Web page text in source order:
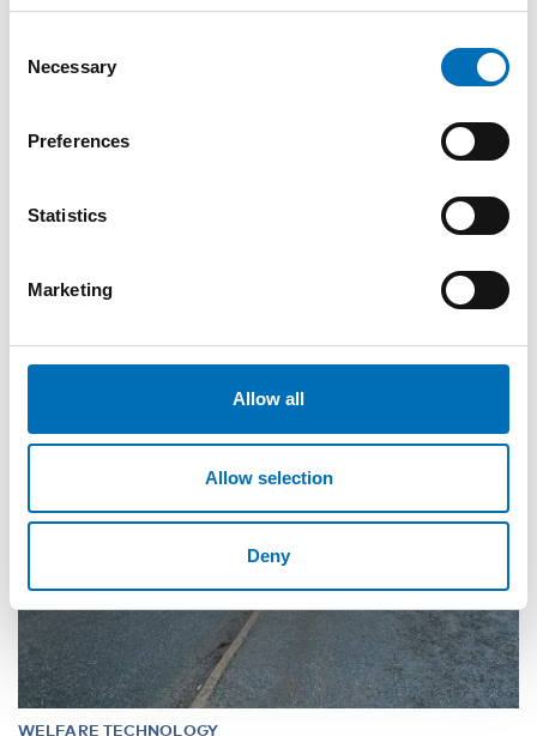
Selection
Necessary
Preferences
Statistics
Marketing
Allow all
Allow selection
Deny
WELFARE POLICY
”Enbart fördelar med digitala lösningar inom
välfärden”
VOPD, går i mål med sin första etapp finns det en mycket
WELFARE TECHNOLOGY